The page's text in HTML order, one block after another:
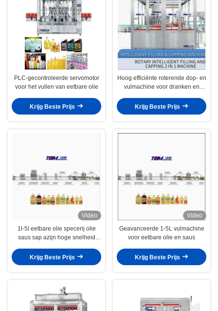
PLC-gecontroleerde servomotor
voor het vullen van eetbare olie
Krijg Beste Prijs
Hoog efficiënte roterende dop- en
vulmachine voor dranken en
Krijg Beste Prijs
Video
1l-5l eetbare olie specerij olie
saus sap azijn hoge snelheid
verpakkingsmachine
Krijg Beste Prijs
Video
Geavanceerde 1-5L vulmachine
voor eetbare olie en saus
Krijg Beste Prijs